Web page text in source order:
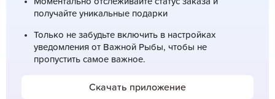
получайте уникальные подарки
Только не забудьте включить в настройках
уведомления от Важной Рыбы, чтобы не
пропустить самое важное.
Скачать приложение